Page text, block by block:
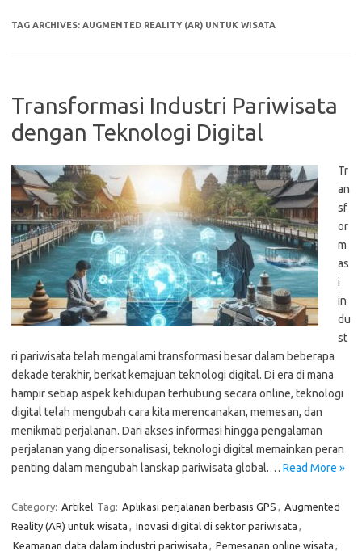
TAG ARCHIVES: AUGMENTED REALITY (AR) UNTUK WISATA
Transformasi Industri Pariwisata
dengan Teknologi Digital
Tr
an
sf
or
m
as
i
in
du
st
ri pariwisata telah mengalami transformasi besar dalam beberapa
dekade terakhir, berkat kemajuan teknologi digital. Di era di mana
hampir setiap aspek kehidupan terhubung secara online, teknologi
digital telah mengubah cara kita merencanakan, memesan, dan
menikmati perjalanan. Dari akses informasi hingga pengalaman
perjalanan yang dipersonalisasi, teknologi digital memainkan peran
penting dalam mengubah lanskap pariwisata global.… Read More »
Category: Artikel Tag: Aplikasi perjalanan berbasis GPS , Augmented
Reality (AR) untuk wisata , Inovasi digital di sektor pariwisata ,
Keamanan data dalam industri pariwisata , Pemesanan online wisata ,